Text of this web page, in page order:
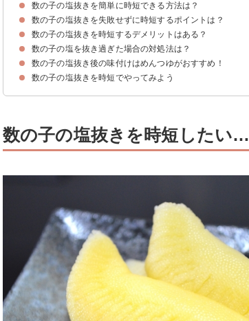
そもそもなぜ数の子は塩抜きが必要？
数の子の塩抜きを簡単に時短できる方法は？
準備するもの
方法・手順
数の子の塩抜きを失敗せずに時短するポイントは？
①真水だけではなく塩水で塩抜きする
②お湯の温度が40度を超えないようにする
③塩加減をこまめに確認する
数の子の塩抜きを時短するデメリットはある？
通常の塩抜きと比べて味わい・食感が変わる
通常の塩抜きの方法も把握しよう
数の子の塩を抜き過ぎた場合の対処法は？
数の子の塩抜き後の味付けはめんつゆがおすすめ！
材料
作り方・手順
数の子の塩抜きを時短でやってみよう
数の子の塩抜きを時短したい…